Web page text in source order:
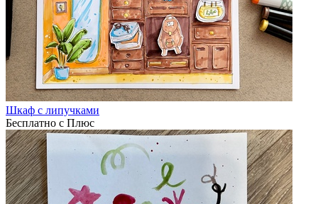
Шкаф с липучками
Бесплатно с Плюс